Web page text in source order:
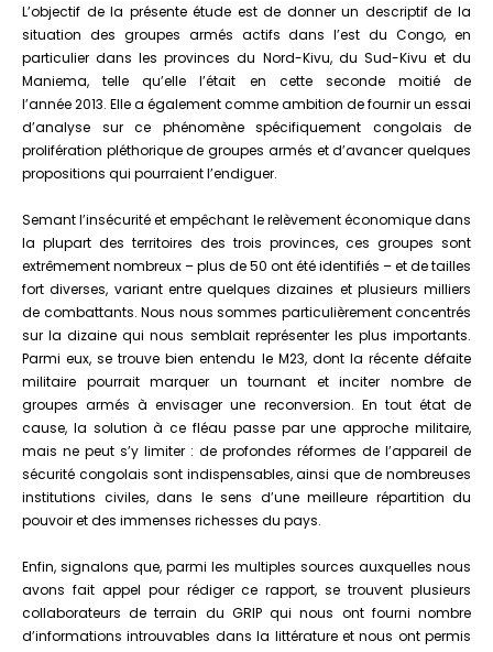
R.
D.
Congo
-
Situation
dans
le
«
Kivu
»
au
2ème
semestre
2013
L’objectif de la présente étude est de donner un descriptif de la
situation des groupes armés actifs dans l’est du Congo, en
particulier dans les provinces du Nord-Kivu, du Sud-Kivu et du
Maniema, telle qu’elle l’était en cette seconde moitié de
l’année 2013. Elle a également comme ambition de fournir un essai
d’analyse sur ce phénomène spécifiquement congolais de
prolifération pléthorique de groupes armés et d’avancer quelques
propositions qui pourraient l’endiguer.
Semant l’insécurité et empêchant le relèvement économique dans
la plupart des territoires des trois provinces, ces groupes sont
extrêmement nombreux – plus de 50 ont été identifiés – et de tailles
fort diverses, variant entre quelques dizaines et plusieurs milliers
de combattants. Nous nous sommes particulièrement concentrés
sur la dizaine qui nous semblait représenter les plus importants.
Parmi eux, se trouve bien entendu le M23, dont la récente défaite
militaire pourrait marquer un tournant et inciter nombre de
groupes armés à envisager une reconversion. En tout état de
cause, la solution à ce fléau passe par une approche militaire,
mais ne peut s’y limiter : de profondes réformes de l’appareil de
sécurité congolais sont indispensables, ainsi que de nombreuses
institutions civiles, dans le sens d’une meilleure répartition du
pouvoir et des immenses richesses du pays.
Enfin, signalons que, parmi les multiples sources auxquelles nous
avons fait appel pour rédiger ce rapport, se trouvent plusieurs
collaborateurs de terrain du GRIP qui nous ont fourni nombre
d’informations introuvables dans la littérature et nous ont permis